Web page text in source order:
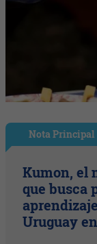
Nota Principal
Kumon, el
que busca
Uruguay